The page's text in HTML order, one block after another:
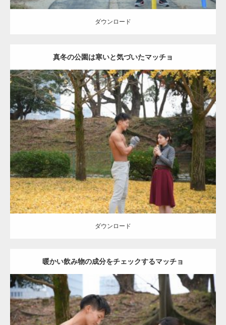
ダウンロード
真冬の公園は寒いと気づいたマッチョ
Update: 2021.07.8
Category:公園のマッチョ その他 AKIHITO(細マッチョ) 上腕三頭筋
肩
ダウンロード
ダウンロード
暖かい飲み物の成分をチェックするマッチョ
Update:2021.07.8